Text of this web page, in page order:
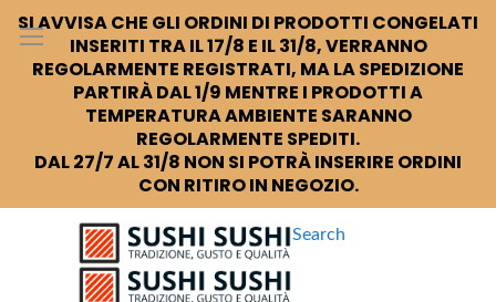
SI AVVISA CHE GLI ORDINI DI PRODOTTI CONGELATI
INSERITI TRA IL 17/8 E IL 31/8, VERRANNO
REGOLARMENTE REGISTRATI, MA LA SPEDIZIONE
PARTIRÀ DAL 1/9 MENTRE I PRODOTTI A
TEMPERATURA AMBIENTE SARANNO
REGOLARMENTE SPEDITI.
DAL 27/7 AL 31/8 NON SI POTRÀ INSERIRE ORDINI
CON RITIRO IN NEGOZIO.
Search